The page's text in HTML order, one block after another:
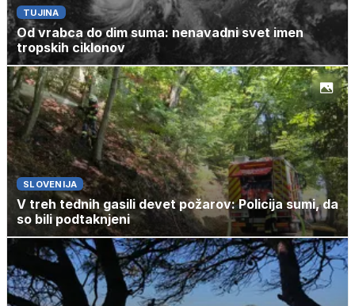
TUJINA
Od vrabca do dim suma: nenavadni svet imen
tropskih ciklonov
SLOVENIJA
V treh tednih gasili devet požarov: Policija sumi, da
so bili podtaknjeni